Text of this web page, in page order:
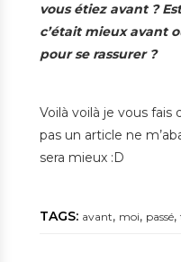
vous étiez avant ?
c’était mieux avant
pour se rassurer ?
Voilà voilà je vous fais
pas un article ne
sera mieux :D
TAGS: avant, moi, passé,